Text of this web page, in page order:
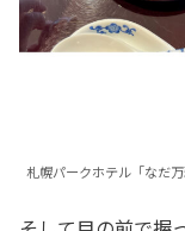
札幌パークホテル「なだ